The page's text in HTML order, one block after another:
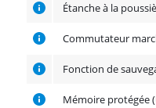
Étanche à la
Commutateur
Fonction de
Mémoire protégée